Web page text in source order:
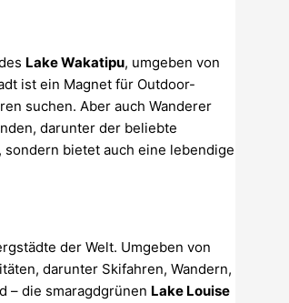
Lake Wakatipu, umgeben von
ist ein Magnet für Outdoor-
suchen. Aber auch Wanderer
darunter der beliebte
bietet auch eine lebendige
der Welt. Umgeben von
darunter Skifahren, Wandern,
– die smaragdgrünen Lake Louise